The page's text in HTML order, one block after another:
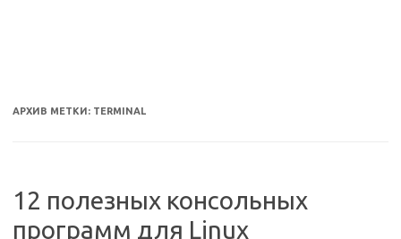
АРХИВ МЕТКИ: TERMINAL
12 полезных консольных
программ для Linux